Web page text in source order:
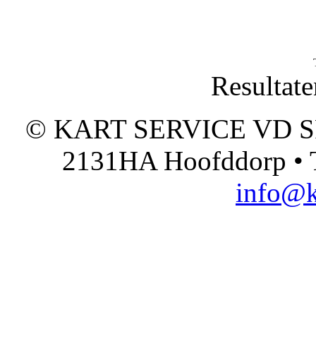
© KART SERVICE VD
2131HA Hoofddorp •